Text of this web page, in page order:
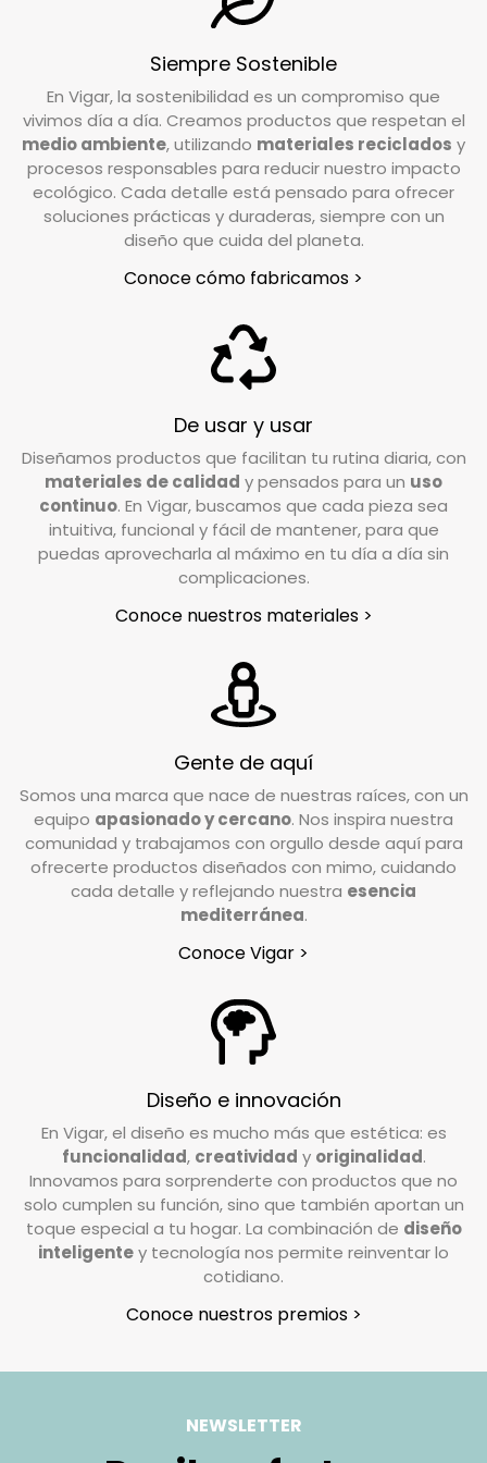
¿Cuál es el plazo de devolución de mi pedido?
Tienes un plazo de 15 días desde que recibes tu
pedido para solicitar la devolución. Si tienes
alguna duda o necesitas realizar la solicitud,
nuestro equipo de Atención al Cliente está a tu
disposición para ayudarte.
Escríbenos ainfo@vigar.com , y estaremos
encantados de asistirte con lo que necesites.
Si tu pedido está dentro del plazo establecido
(15 días hábiles), puedes efectuar la devolución
poniéndote en contacto con nuestro servicio
de Atención al Cliente. Escríbenos a
info@vigar.com, y estaremos encantados de
ayudarte.
En un plazo aproximado de 24/48h horas desde
transportista se pondrá en contacto contigo
para coordinar la recogida en el lugar indicado
en el formulario de devoluciones.
¿En qué condiciones debo devolver el pedido?
Valoramos cada caso de forma individual, pero
como norma general, el producto debe
devolverse en su estado y embalaje original. No
debe estar usado ni estropeado, y debe
conservar las etiquetas y los complementos
incluidos en la caja.
En Vigar, valoramos la confianza que depositas
en nosotros al elegir nuestros productos. Por
ello, trabajamos para garantizar su
el coste de envío deberá ser abonado por el
cliente, excepto en casos de pedidos
incompletos o artículos defectuosos, donde los
gastos de devolución serán asumidos por
nosotros.
sencilla posible. Solo necesitas:
Usar la caja original en la que recibiste el
Siempre Sostenible
En Vigar, la sostenibilidad es un compromiso que
vivimos día a día. Creamos productos que respetan el
medio ambiente, utilizando materiales reciclados y
procesos responsables para reducir nuestro impacto
ecológico. Cada detalle está pensado para ofrecer
soluciones prácticas y duraderas, siempre con un
diseño que cuida del planeta.
Conoce cómo fabricamos >
De usar y usar
Diseñamos productos que facilitan tu rutina diaria, con
materiales de calidad y pensados para un uso
continuo. En Vigar, buscamos que cada pieza sea
intuitiva, funcional y fácil de mantener, para que
puedas aprovecharla al máximo en tu día a día sin
complicaciones.
Conoce nuestros materiales >
Gente de aquí
Somos una marca que nace de nuestras raíces, con un
equipo apasionado y cercano. Nos inspira nuestra
comunidad y trabajamos con orgullo desde aquí para
ofrecerte productos diseñados con mimo, cuidando
cada detalle y reflejando nuestra esencia
mediterránea.
Conoce Vigar >
Diseño e innovación
En Vigar, el diseño es mucho más que estética: es
funcionalidad, creatividad y originalidad.
Innovamos para sorprenderte con productos que no
solo cumplen su función, sino que también aportan un
toque especial a tu hogar. La combinación de diseño
inteligentey tecnología nos permite reinventar lo
cotidiano.
Conoce nuestros premios >
NEWSLETTER